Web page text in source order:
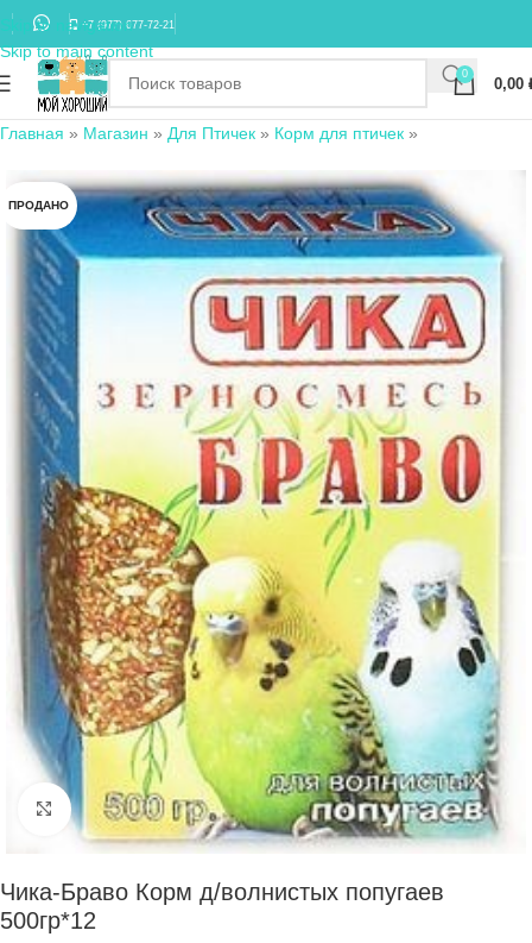
Skip to navigation
Skip to main content
+7 (977) 677-72-21
0
0,00
Главная » Магазин » Для Птичек » Корм для птичек »
ПРОДАНО
Нажмите, чтобы увеличить
Чика-Браво Корм д/волнистых попугаев
500гр*12